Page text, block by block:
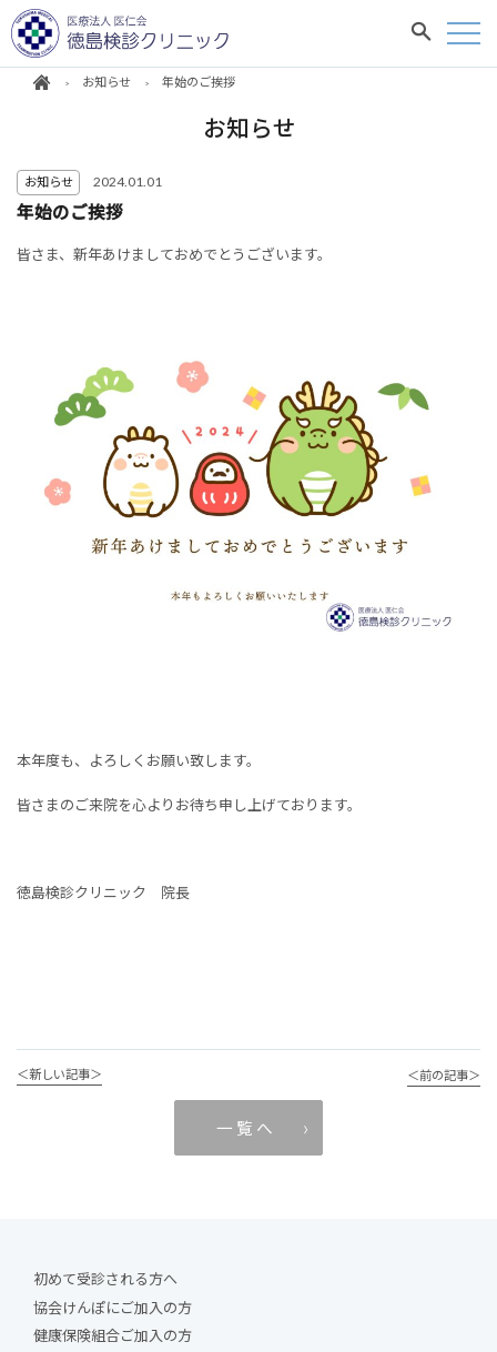
お知らせ 年始のご挨拶
お知らせ
お知らせ 2024.01.01
年始のご挨拶
皆さま、新年あけましておめでとうございます。
本年度も、よろしくお願い致します。
皆さまのご来院を心よりお待ち申し上げております。
徳島検診クリニック 院長
＜新しい記事＞ ＜前の記事＞
一 覧 へ
初めて受診される方へ
協会けんぽにご加入の方
健康保険組合ご加入の方